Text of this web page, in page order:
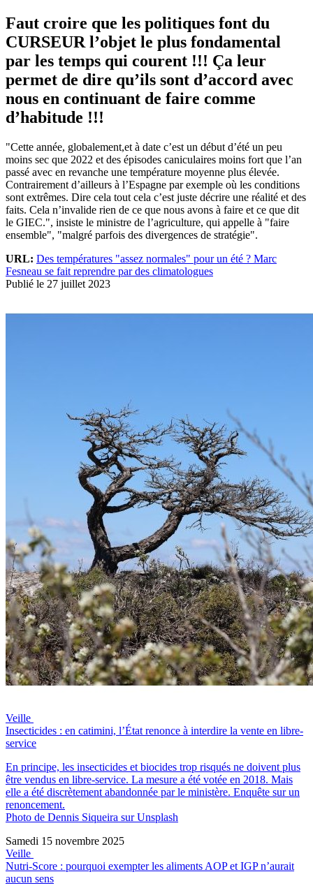
Faut croire que les politiques font du
CURSEUR l’objet le plus fondamental
par les temps qui courent !!! Ça leur
permet de dire qu’ils sont d’accord avec
nous en continuant de faire comme
d’habitude !!!
"Cette année, globalement,et à date c’est un début d’été un peu
moins sec que 2022 et des épisodes caniculaires moins fort que l’an
passé avec en revanche une température moyenne plus élevée.
Contrairement d’ailleurs à l’Espagne par exemple où les conditions
sont extrêmes. Dire cela tout cela c’est juste décrire une réalité et des
faits. Cela n’invalide rien de ce que nous avons à faire et ce que dit
le GIEC.", insiste le ministre de l’agriculture, qui appelle à "faire
ensemble", "malgré parfois des divergences de stratégie".
URL: Des températures "assez normales" pour un été ? Marc
Fesneau se fait reprendre par des climatologues
Publié le 27 juillet 2023
Veille
Insecticides : en catimini, l’État renonce à interdire la vente en libre-
service
En principe, les insecticides et biocides trop risqués ne doivent plus
être vendus en libre-service. La mesure a été votée en 2018. Mais
elle a été discrètement abandonnée par le ministère. Enquête sur un
renoncement.
Photo de Dennis Siqueira sur Unsplash
Samedi 15 novembre 2025
Veille
Nutri-Score : pourquoi exempter les aliments AOP et IGP n’aurait
aucun sens